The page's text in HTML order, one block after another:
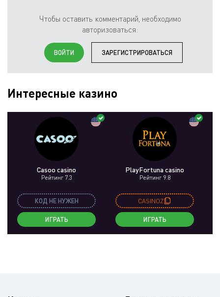
Чтобы оставить комментарий, необходимо
авторизоваться:
ВОЙТИ ЗАРЕГИСТРИРОВАТЬСЯ
Интересные казино
Casoo casino
Рейтинг 7.3
КОД НЕ НУЖЕН
ИГРАТЬ
PlayFortuna casino
Рейтинг 9.8
CASINOZ
ИГРАТЬ